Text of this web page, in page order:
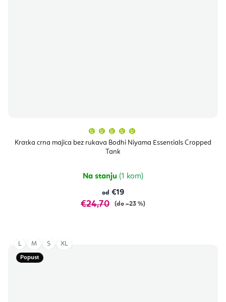
Kratka crna majica bez rukava Bodhi Niyama Essentials Cropped
Tank
proizvoda
je
zvjezdica.
Na stanju (1 kom)
od €19
€24,70 (do –23 %)
Popust
L M S XL